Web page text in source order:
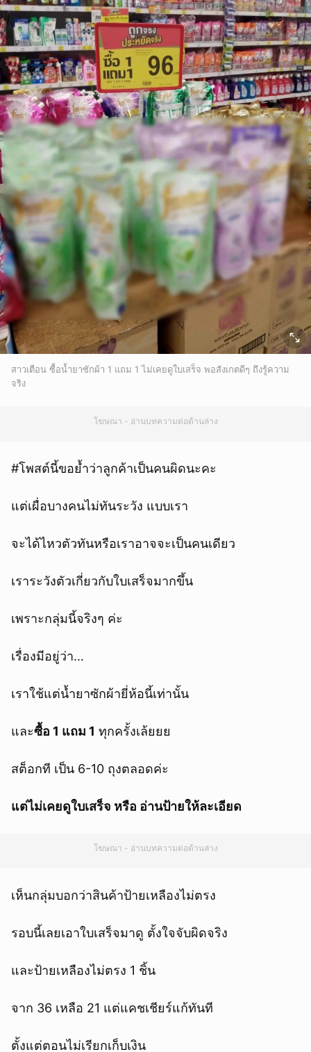
สาวเตือน ซื้อน้ำยาซักผ้า 1 แถม 1 ไม่เคยดูใบเสร็จ พอสังเกตดีๆ ถึงรู้ความ
จริง
โฆษณา - อ่านบทความต่อด้านล่าง
#โพสต์นี้ขอย้ำว่าลูกค้าเป็นคนผิดนะคะ
แต่เผื่อบางคนไม่ทันระวัง แบบเรา
จะได้ไหวตัวทันหรือเราอาจจะเป็นคนเดียว
เราระวังตัวเกี่ยวกับใบเสร็จมากขึ้น
เพราะกลุ่มนี้จริงๆ ค่ะ
เรื่องมีอยู่ว่า…
เราใช้แต่น้ำยาซักผ้ายี่ห้อนี้เท่านั้น
และซื้อ 1 แถม 1 ทุกครั้งเล้ยยย
สต็อกที เป็น 6-10 ถุงตลอดค่ะ
แต่ไม่เคยดูใบเสร็จ หรือ อ่านป้ายให้ละเอียด
โฆษณา - อ่านบทความต่อด้านล่าง
เห็นกลุ่มบอกว่าสินค้าป้ายเหลืองไม่ตรง
รอบนี้เลยเอาใบเสร็จมาดู ตั้งใจจับผิดจริง
และป้ายเหลืองไม่ตรง 1 ชิ้น
จาก 36 เหลือ 21 แต่แคชเชียร์แก้ทันที
ตั้งแต่ตอนไม่เรียกเก็บเงิน